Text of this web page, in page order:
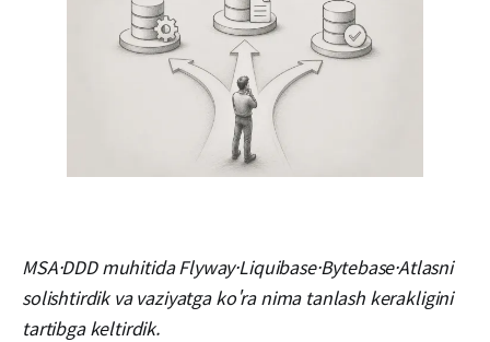
MSA·DDD muhitida Flyway·Liquibase·Bytebase·Atlasni
solishtirdik va vaziyatga ko'ra nima tanlash kerakligini
tartibga keltirdik.